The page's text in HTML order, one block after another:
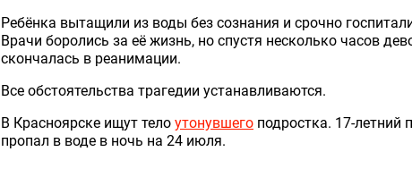
Ребёнка вытащили из воды без сознания и срочно
Врачи боролись за её жизнь, но спустя несколько часов
скончалась в реанимации.
Все обстоятельства трагедии устанавливаются.
В Красноярске ищут тело утонувшего подростка. 17-летний
пропал в воде в ночь на 24 июля.